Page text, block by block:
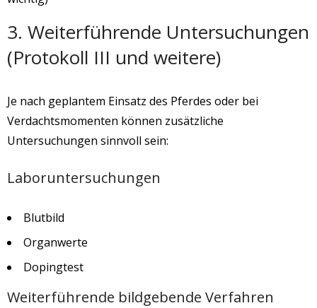
3. Weiterführende Untersuchungen
(Protokoll III und weitere)
Je nach geplantem Einsatz des Pferdes oder bei
Verdachtsmomenten können zusätzliche
Untersuchungen sinnvoll sein:
Laboruntersuchungen
Blutbild
Organwerte
Dopingtest
Weiterführende bildgebende Verfahren